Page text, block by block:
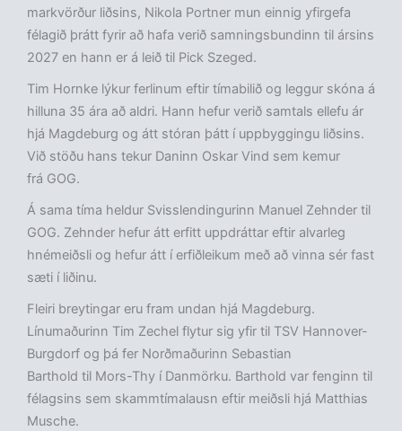
markvörður liðsins, Nikola Portner mun einnig yfirgefa
félagið þrátt fyrir að hafa verið samningsbundinn til ársins
2027 en hann er á leið til Pick Szeged.
Tim Hornke lýkur ferlinum eftir tímabilið og leggur skóna á
hilluna 35 ára að aldri. Hann hefur verið samtals ellefu ár
hjá Magdeburg og átt stóran þátt í uppbyggingu liðsins.
Við stöðu hans tekur Daninn Oskar Vind sem kemur
frá GOG.
Á sama tíma heldur Svisslendingurinn Manuel Zehnder til
GOG. Zehnder hefur átt erfitt uppdráttar eftir alvarleg
hnémeiðsli og hefur átt í erfiðleikum með að vinna sér fast
sæti í liðinu.
Fleiri breytingar eru fram undan hjá Magdeburg.
Línumaðurinn Tim Zechel flytur sig yfir til TSV Hannover-
Burgdorf og þá fer Norðmaðurinn Sebastian
Barthold til Mors-Thy í Danmörku. Barthold var fenginn til
félagsins sem skammtímalausn eftir meiðsli hjá Matthias
Musche.